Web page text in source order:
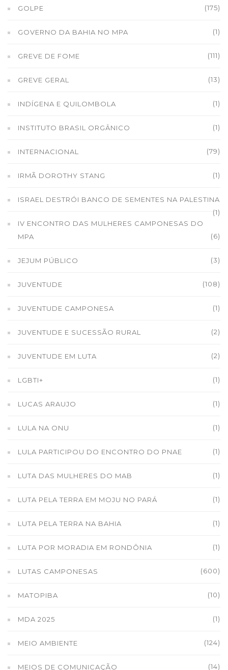
GOLPE (175)
GOVERNO DA BAHIA NO MPA (1)
GREVE DE FOME (111)
GREVE GERAL (13)
INDÍGENA E QUILOMBOLA (1)
INSTITUTO BRASIL ORGÂNICO (1)
INTERNACIONAL (79)
IRMÃ DOROTHY STANG (1)
ISRAEL DESTRÓI BANCO DE SEMENTES NA PALESTINA
(1)
IV ENCONTRO DAS MULHERES CAMPONESAS DO
MPA
(6)
JEJUM PÚBLICO (3)
JUVENTUDE (108)
JUVENTUDE CAMPONESA (1)
JUVENTUDE E SUCESSÃO RURAL (2)
JUVENTUDE EM LUTA (2)
LGBTI+ (1)
LUCAS ARAUJO (1)
LULA NA ONU (1)
LULA PARTICIPOU DO ENCONTRO DO PNAE (1)
LUTA DAS MULHERES DO MAB (1)
LUTA PELA TERRA EM MOJU NO PARÁ (1)
LUTA PELA TERRA NA BAHIA (1)
LUTA POR MORADIA EM RONDÔNIA (1)
LUTAS CAMPONESAS (600)
MATOPIBA (10)
MDA 2025 (1)
MEIO AMBIENTE (124)
MEIOS DE COMUNICAÇÃO (14)